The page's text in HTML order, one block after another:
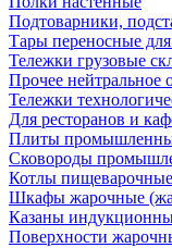
Подтоварники,
Тары переносные
Тележки грузовые
Прочее нейтральное
Тележки
Для ресторанов и
Плиты
Сковороды
Котлы пищеварочные
Шкафы жарочные
Казаны
Поверхности